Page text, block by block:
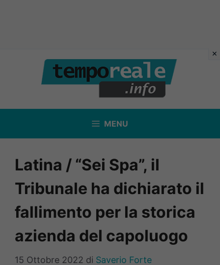
contenuto
MENU
Latina / “Sei Spa”, il
Tribunale ha dichiarato il
fallimento per la storica
azienda del capoluogo
15 Ottobre 2022 di Saverio Forte